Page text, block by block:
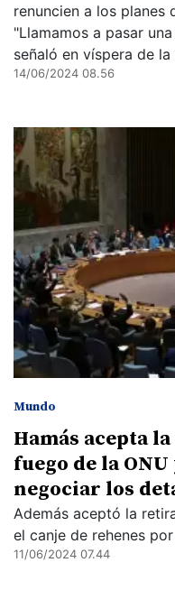
renuncien a los planes
"Llamamos a pasar
señaló en víspera de
14/06/2024 08.56
Mundo
Hamás acepta
fuego de la
negociar los
Además aceptó la
el canje de rehenes
11/06/2024 07.44